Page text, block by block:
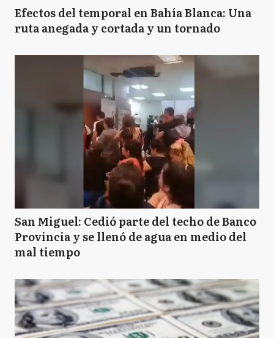
Efectos del temporal en Bahía Blanca: Una
ruta anegada y cortada y un tornado
San Miguel: Cedió parte del techo de Banco
Provincia y se llenó de agua en medio del
mal tiempo